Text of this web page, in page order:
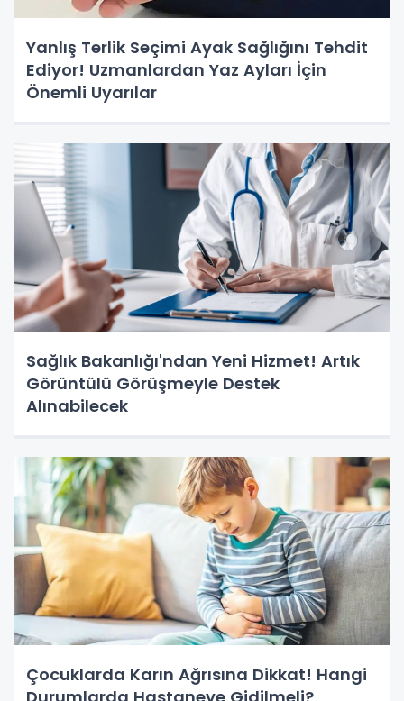
Yanlış Terlik Seçimi Ayak Sağlığını Tehdit
Ediyor! Uzmanlardan Yaz Ayları İçin
Önemli Uyarılar
Sağlık Bakanlığı'ndan Yeni Hizmet! Artık
Görüntülü Görüşmeyle Destek
Alınabilecek
Çocuklarda Karın Ağrısına Dikkat! Hangi